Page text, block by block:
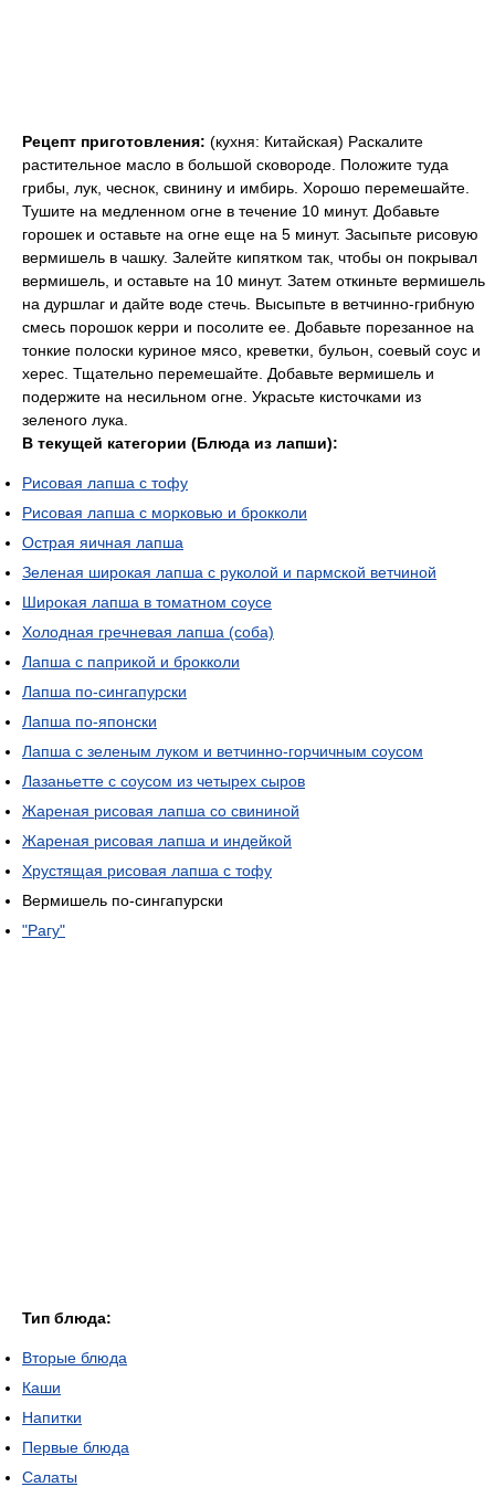
Рецепт приготовления: (кухня: Китайская) Раскалите
растительное масло в большой сковороде. Положите туда
грибы, лук, чеснок, свинину и имбирь. Хорошо перемешайте.
Тушите на медленном огне в течение 10 минут. Добавьте
горошек и оставьте на огне еще на 5 минут. Засыпьте рисовую
вермишель в чашку. Залейте кипятком так, чтобы он покрывал
вермишель, и оставьте на 10 минут. Затем откиньте вермишель
на дуршлаг и дайте воде стечь. Высыпьте в ветчинно-грибную
смесь порошок керри и посолите ее. Добавьте порезанное на
тонкие полоски куриное мясо, креветки, бульон, соевый соус и
херес. Тщательно перемешайте. Добавьте вермишель и
подержите на несильном огне. Украсьте кисточками из
зеленого лука.
В текущей категории (Блюда из лапши):
Рисовая лапша с тофу
Рисовая лапша с морковью и брокколи
Острая яичная лапша
Зеленая широкая лапша с руколой и пармской ветчиной
Широкая лапша в томатном соусе
Холодная гречневая лапша (соба)
Лапша с паприкой и брокколи
Лапша по-сингапурски
Лапша по-японски
Лапша с зеленым луком и ветчинно-горчичным соусом
Лазаньетте с соусом из четырех сыров
Жареная рисовая лапша со свининой
Жареная рисовая лапша и индейкой
Хрустящая рисовая лапша с тофу
Вермишель по-сингапурски
"Рагу"
Тип блюда:
Вторые блюда
Каши
Напитки
Первые блюда
Салаты